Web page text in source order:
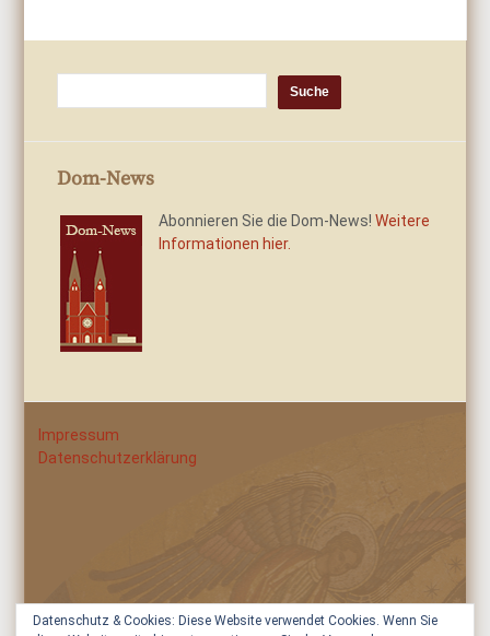
Dom-News
Abonnieren Sie die Dom-News!Weitere
Informationen hier.
Impressum
Datenschutzerklärung
Datenschutz & Cookies: Diese Website verwendet Cookies. Wenn Sie